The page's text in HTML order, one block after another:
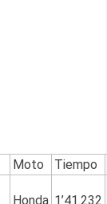
Moto Tiempo
Honda 1’41.232